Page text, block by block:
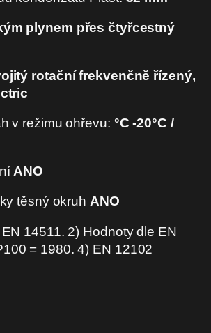
plynem přes čtyřcestný
rotační frekvenčně řízený,
v režimu ohřevu: °C -20°C /
ANO
těsný okruh ANO
14511. 2) Hodnoty dle EN
= 1980. 4) EN 12102